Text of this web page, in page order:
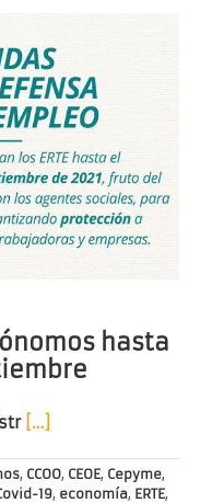
hasta
[…]
, CCOO, CEOE, Cepyme,
19, economía, ERTE,